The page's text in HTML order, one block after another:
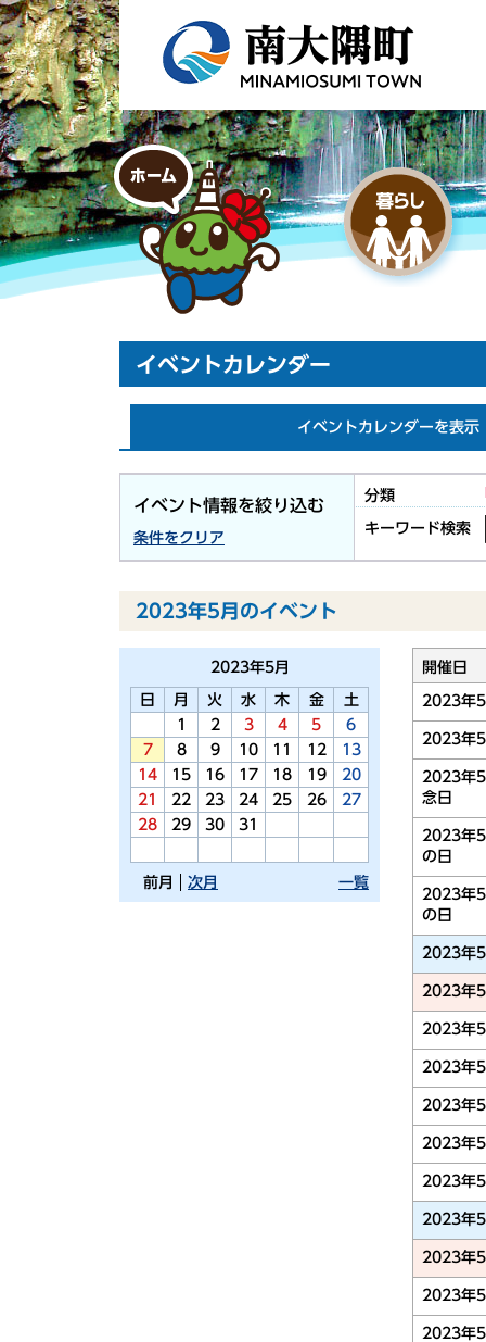
イベントカレンダー
イベントカレンダーを表示
イベント情報を絞り込む
条件をクリア
分類
キーワード検索
2023年5月のイベント
2023年5月
日 月 火 水 木 金
土
1
2 3 4 5
6
7
8 9 10 11 12
13
14
15 16 17 18 19
20
21
22 23 24 25 26
27
28
29 30 31
前月 一覧
次月
開催日
2023年
2023年
2023年
念日
2023年
の日
2023年
の日
2023年
2023年
2023年
2023年
2023年
2023年
2023年
2023年
2023年
2023年
2023年